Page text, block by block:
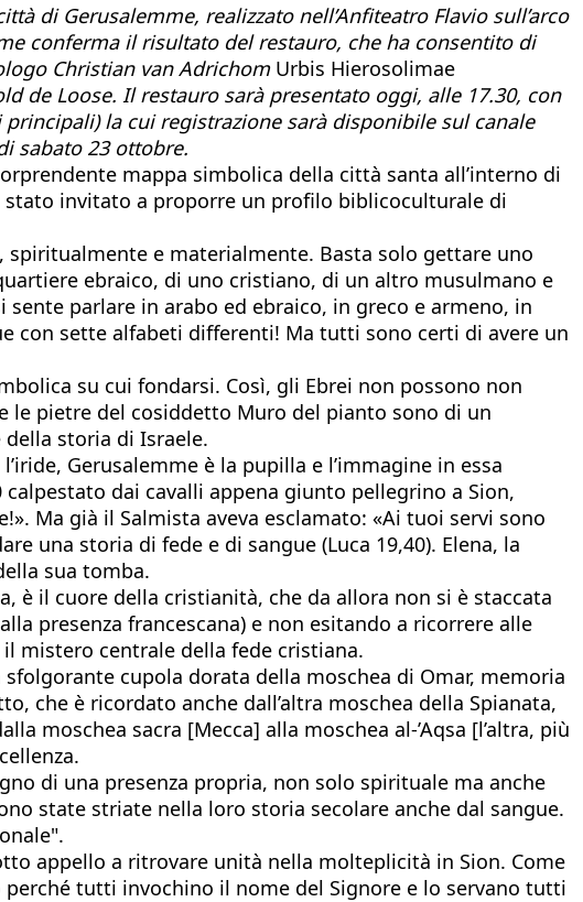
di Gerusalemme, realizzato nell’Anfiteatro Flavio sull’arco
conferma il risultato del restauro, che ha consentito di
Christian van Adrichom Urbis Hierosolimae
de Loose. Il restauro sarà presentato oggi, alle 17.30, con
la cui registrazione sarà disponibile sul canale
sabato 23 ottobre.
mappa simbolica della città santa all’interno di
stato invitato a proporre un profilo biblicoculturale di
e materialmente. Basta solo gettare uno
ebraico, di uno cristiano, di un altro musulmano e
parlare in arabo ed ebraico, in greco e armeno, in
con sette alfabeti differenti! Ma tutti sono certi di avere un
su cui fondarsi. Così, gli Ebrei non possono non
le pietre del cosiddetto Muro del pianto sono di un
storia di Israele.
Gerusalemme è la pupilla e l’immagine in essa
dai cavalli appena giunto pellegrino a Sion,
Ma già il Salmista aveva esclamato: «Ai tuoi servi sono
una storia di fede e di sangue (Luca 19,40). Elena, la
sua tomba.
è il cuore della cristianità, che da allora non si è staccata
presenza francescana) e non esitando a ricorrere alle
mistero centrale della fede cristiana.
cupola dorata della moschea di Omar, memoria
che è ricordato anche dall’altra moschea della Spianata,
moschea sacra [Mecca] alla moschea al-’Aqsa [l’altra, più
di una presenza propria, non solo spirituale ma anche
state striate nella loro storia secolare anche dal sangue.
appello a ritrovare unità nella molteplicità in Sion. Come
tutti invochino il nome del Signore e lo servano tutti